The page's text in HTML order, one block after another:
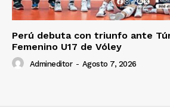
Perú debuta con triunfo ante
Femenino U17 de Vóley
Admineditor - Agosto 7, 2026